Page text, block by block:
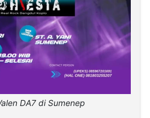
DA7 di Sumenep